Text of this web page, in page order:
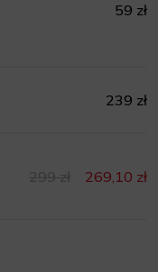
59 zł
239 zł
269,10 zł